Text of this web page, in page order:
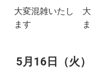
大変混雑いたし
ます
5月16日（火）